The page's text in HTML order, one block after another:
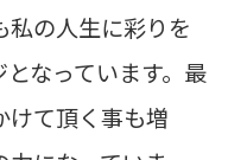
私の人生に彩りを
なっています。最
けて頂く事も増